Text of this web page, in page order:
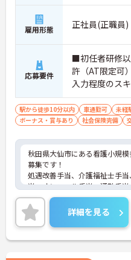
雇用形態 正社員(正職員)
応募要件
■初任者研修
許（AT限定可
入力程度のス
駅から徒歩10分以内 車通勤可 未経
ボーナス・賞与あり
社会保険完備
秋田県大仙市にある看護小規
募集です！
処遇改善手当、介護福祉士手
当、オンコール手当、通勤手
◎
財形、確定拠出年金など福利厚
勤続年数3年以上で退職金もあ
く働ける環境です♪
ご興味がある方はご面接のポ
詳細を見る